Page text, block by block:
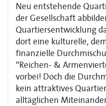
Neu entstehende
der Gesellschaft
Quartiersentwicklung
dort eine kulturelle,
finanzielle
“Reichen- &
vorbei! Doch die
kein attraktives
alltäglichen